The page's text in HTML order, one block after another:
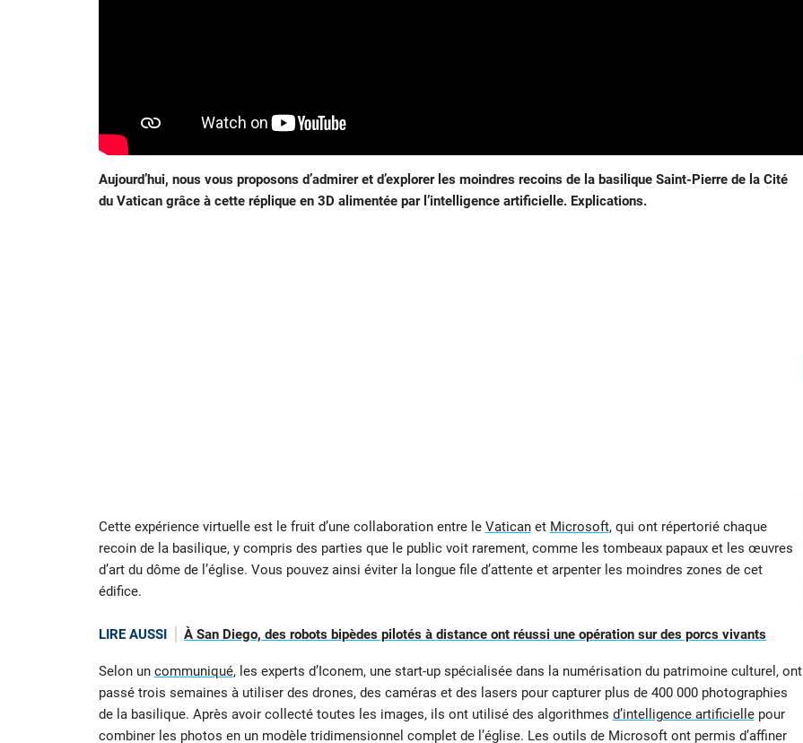
Aujourd’hui, nous vous proposons d’admirer et d’explorer les moindres recoins de la basilique Saint-Pierre de la Cité
du Vatican grâce à cette réplique en 3D alimentée par l’intelligence artificielle. Explications.
Cette expérience virtuelle est le fruit d’une collaboration entre le Vaticanet Microsoft, qui ont répertorié chaque
recoin de la basilique, y compris des parties que le public voit rarement, comme les tombeaux papaux et les œuvres
d’art du dôme de l’église. Vous pouvez ainsi éviter la longue file d’attente et arpenter les moindres zones de cet
édifice.
LIRE AUSSI À San Diego, des robots bipèdes pilotés à distance ont réussi une opération sur des porcs vivants
Selon un communiqué, les experts d’Iconem, une start-up spécialisée dans la numérisation du patrimoine culturel, ont
passé trois semaines à utiliser des drones, des caméras et des lasers pour capturer plus de 400 000 photographies
de la basilique. Après avoir collecté toutes les images, ils ont utilisé des algorithmes d’intelligence artificiellepour
combiner les photos en un modèle tridimensionnel complet de l’église. Les outils de Microsoft ont permis d’affiner